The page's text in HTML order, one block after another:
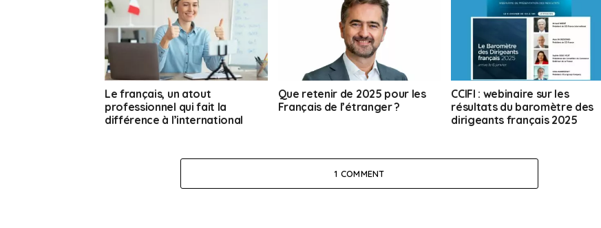
Le français, un atout
professionnel qui fait la
différence à l’international
Que retenir de 2025 pour les
Français de l’étranger ?
CCIFI : webinaire sur les
résultats du baromètre des
dirigeants français 2025
1 COMMENT